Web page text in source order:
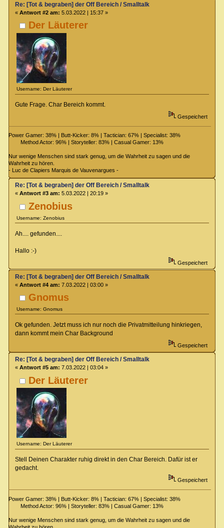
Der Läuterer
Username: Der Läuterer
Re: [Tot & begraben] der Off Bereich / Smalltalk
« Antwort #2 am: 5.03.2022 | 15:37 »
Gute Frage. Char Bereich kommt.
Gespeichert
Power Gamer: 38% | Butt-Kicker: 8% | Tactician: 67% | Specialist: 38%
Method Actor: 96% | Storyteller: 83% | Casual Gamer: 13%
Nur wenige Menschen sind stark genug, um die Wahrheit zu sagen und die
Wahrheit zu hören.
- Luc de Clapiers Marquis de Vauvenargues -
Zenobius
Username: Zenobius
Re: [Tot & begraben] der Off Bereich / Smalltalk
« Antwort #3 am: 5.03.2022 | 20:19 »
Ah.... gefunden....
Hallo :-)
Gespeichert
Gnomus
Username: Gnomus
Re: [Tot & begraben] der Off Bereich / Smalltalk
« Antwort #4 am: 7.03.2022 | 03:00 »
Ok gefunden. Jetzt muss ich nur noch die Privatmitteilung hinkriegen,
dann kommt mein Char Background
Gespeichert
Der Läuterer
Username: Der Läuterer
Re: [Tot & begraben] der Off Bereich / Smalltalk
« Antwort #5 am: 7.03.2022 | 03:04 »
Stell Deinen Charakter ruhig direkt in den Char Bereich. Dafür ist er
gedacht.
Gespeichert
Power Gamer: 38% | Butt-Kicker: 8% | Tactician: 67% | Specialist: 38%
Method Actor: 96% | Storyteller: 83% | Casual Gamer: 13%
Nur wenige Menschen sind stark genug, um die Wahrheit zu sagen und die